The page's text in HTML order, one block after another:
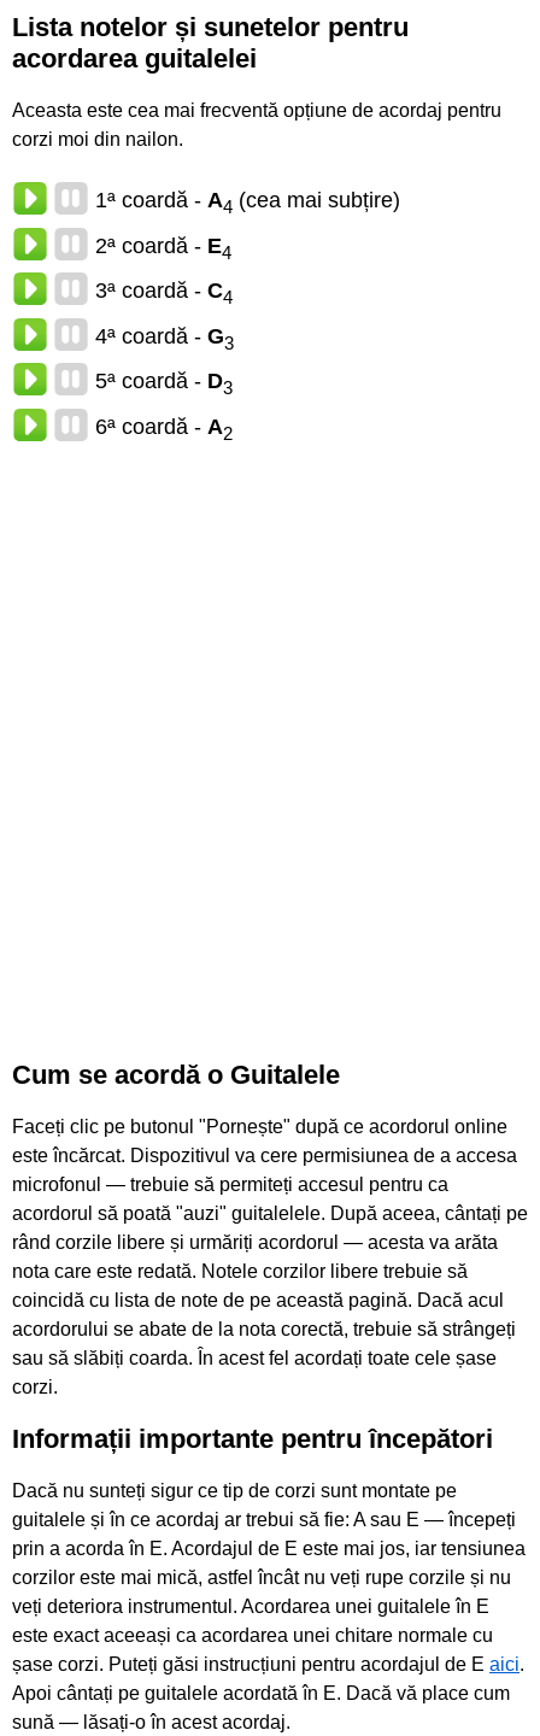
Lista notelor și sunetelor pentru
acordarea guitalelei
Aceasta este cea mai frecventă opțiune de acordaj pentru
corzi moi din nailon.
1ª coardă - A4 (cea mai subțire)
2ª coardă - E4
3ª coardă - C4
4ª coardă - G3
5ª coardă - D3
6ª coardă - A2
Cum se acordă o Guitalele
Faceți clic pe butonul "Pornește" după ce acordorul online
este încărcat. Dispozitivul va cere permisiunea de a accesa
microfonul — trebuie să permiteți accesul pentru ca
acordorul să poată "auzi" guitalelele. După aceea, cântați pe
rând corzile libere și urmăriți acordorul — acesta va arăta
nota care este redată. Notele corzilor libere trebuie să
coincidă cu lista de note de pe această pagină. Dacă acul
acordorului se abate de la nota corectă, trebuie să strângeți
sau să slăbiți coarda. În acest fel acordați toate cele șase
corzi.
Informații importante pentru începători
Dacă nu sunteți sigur ce tip de corzi sunt montate pe
guitalele și în ce acordaj ar trebui să fie: A sau E — începeți
prin a acorda în E. Acordajul de E este mai jos, iar tensiunea
corzilor este mai mică, astfel încât nu veți rupe corzile și nu
veți deteriora instrumentul. Acordarea unei guitalele în E
este exact aceeași ca acordarea unei chitare normale cu
șase corzi. Puteți găsi instrucțiuni pentru acordajul de E aici.
Apoi cântați pe guitalele acordată în E. Dacă vă place cum
sună — lăsați-o în acest acordaj.